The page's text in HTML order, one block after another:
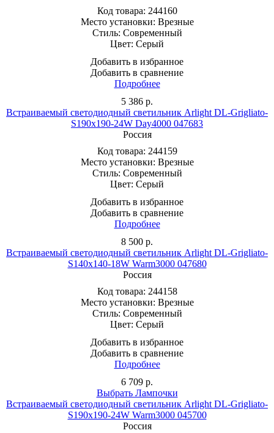
Код товара: 244160
Место установки: Врезные
Стиль: Современный
Цвет: Серый
Добавить в избранное
Добавить в сравнение
Подробнее
5 386 р.
Встраиваемый светодиодный светильник Arlight DL-Grigliato-
S190x190-24W Day4000 047683
Россия
Код товара: 244159
Место установки: Врезные
Стиль: Современный
Цвет: Серый
Добавить в избранное
Добавить в сравнение
Подробнее
8 500 р.
Встраиваемый светодиодный светильник Arlight DL-Grigliato-
S140x140-18W Warm3000 047680
Россия
Код товара: 244158
Место установки: Врезные
Стиль: Современный
Цвет: Серый
Добавить в избранное
Добавить в сравнение
Подробнее
6 709 р.
Выбрать Лампочки
Встраиваемый светодиодный светильник Arlight DL-Grigliato-
S190x190-24W Warm3000 045700
Россия